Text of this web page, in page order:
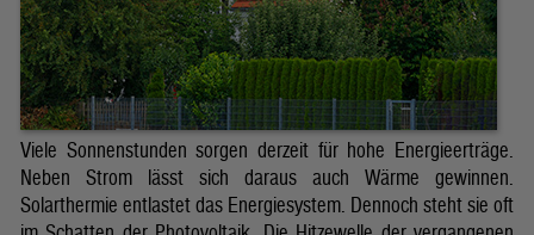
Viele Sonnenstunden sorgen derzeit für hohe Energieerträge.
Neben Strom lässt sich daraus auch Wärme gewinnen.
Solarthermie entlastet das Energiesystem. Dennoch steht sie oft